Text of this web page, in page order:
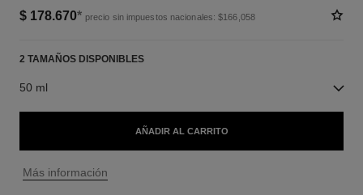
$ 178.670* precio sin impuestos nacionales: $166,058
2 TAMAÑOS DISPONIBLES
50 ml
AÑADIR AL CARRITO
↩
Más información